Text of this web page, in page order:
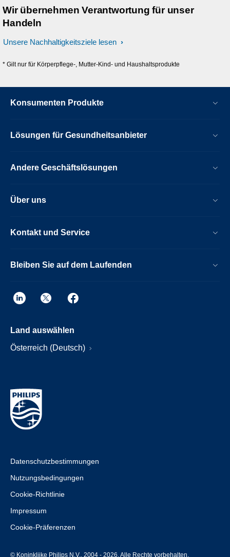
Wir übernehmen Verantwortung für unser
Handeln
Unsere Nachhaltigkeitsziele lesen
* Gilt nur für Körperpflege-, Mutter-Kind- und Haushaltsprodukte
Konsumenten Produkte
Lösungen für Gesundheitsanbieter
Andere Geschäftslösungen
Über uns
Kontakt und Service
Bleiben Sie auf dem Laufenden
Land auswählen
Österreich (Deutsch)
Datenschutzbestimmungen
Nutzungsbedingungen
Cookie-Richtlinie
Impressum
Cookie-Präferenzen
© Koninklijke Philips N.V., 2004 - 2026. Alle Rechte vorbehalten.